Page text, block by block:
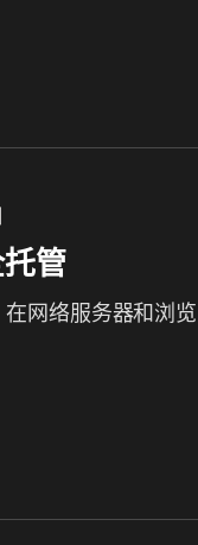
管
网络服务器和浏览